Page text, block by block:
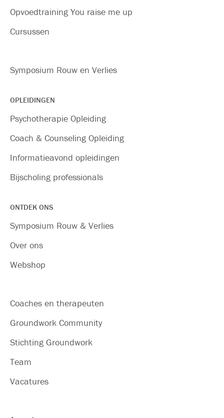
Opvoedtraining You raise me up
Cursussen
Symposium Rouw en Verlies
OPLEIDINGEN
Psychotherapie Opleiding
Coach & Counseling Opleiding
Informatieavond opleidingen
Bijscholing professionals
ONTDEK ONS
Symposium Rouw & Verlies
Over ons
Webshop
Coaches en therapeuten
Groundwork Community
Stichting Groundwork
Team
Vacatures